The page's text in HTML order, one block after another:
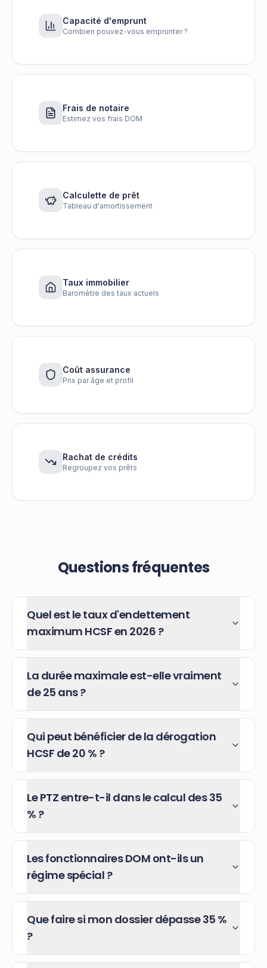
Capacité d'emprunt
Combien pouvez-vous emprunter ?
Frais de notaire
Estimez vos frais DOM
Calculette de prêt
Tableau d'amortissement
Taux immobilier
Baromètre des taux actuels
Coût assurance
Prix par âge et profil
Rachat de crédits
Regroupez vos prêts
Questions fréquentes
Quel est le taux d'endettement
maximum HCSF en 2026 ?
La durée maximale est-elle vraiment
de 25 ans ?
Qui peut bénéficier de la dérogation
HCSF de 20 % ?
Le PTZ entre-t-il dans le calcul des 35
% ?
Les fonctionnaires DOM ont-ils un
régime spécial ?
Que faire si mon dossier dépasse 35 %
?